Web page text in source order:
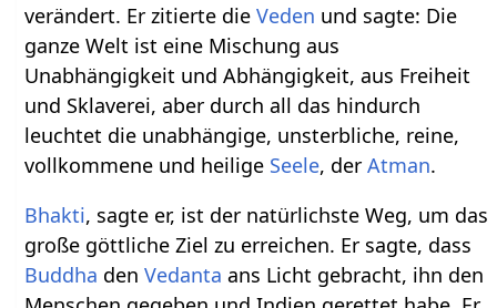
verändert. Er zitierte dieVeden und sagte: Die
ganze Welt ist eine Mischung aus
Unabhängigkeit und Abhängigkeit, aus Freiheit
und Sklaverei, aber durch all das hindurch
leuchtet die unabhängige, unsterbliche, reine,
vollkommene und heilige Seele, derAtman.
Bhakti, sagte er, ist der natürlichste Weg, um das
große göttliche Ziel zu erreichen. Er sagte, dass
Buddha denVedanta ans Licht gebracht, ihn den